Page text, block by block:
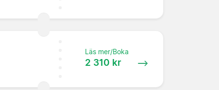
Läs mer/Boka
2 310 kr